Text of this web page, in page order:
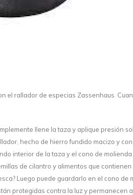
el rallador de especias Zassenhaus.
llene la taza y aplique presión
hecho de hierro fundido macizo y
interior de la taza y el cono de
de cilantro y alimentos que
Luego puede guardarlo en el cono
protegidas contra la luz y permanecen